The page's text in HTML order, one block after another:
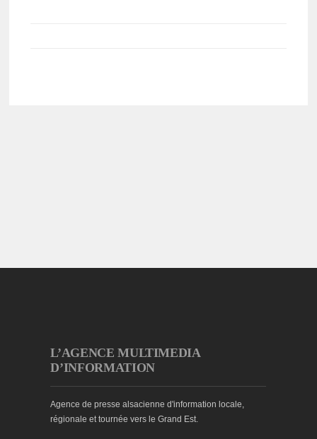
L’AGENCE MULTIMEDIA
D’INFORMATION
Agence de presse alsacienne d'information locale,
régionale et tournée vers le Grand Est.